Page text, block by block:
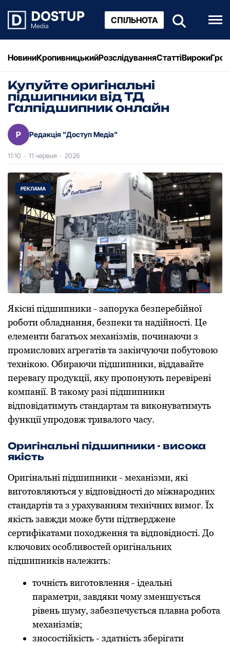
СПІЛЬНОТА
НовиниКропивницькийРозслідуванняСтаттіВироки
Купуйте оригінальні
підшипники від ТД
Галпідшипник онлайн
Р Редакція "Доступ Медіа"
11:10 · 11 червня · 2026
Якісні підшипники - запорука безперебійної
роботи обладнання, безпеки та надійності. Це
елементи багатьох механізмів, починаючи з
промислових агрегатів та закінчуючи побутовою
технікою. Обираючи підшипники, віддавайте
перевагу продукції, яку пропонують перевірені
компанії. В такому разі підшипники
відповідатимуть стандартам та виконуватимуть
функції упродовж тривалого часу.
Оригінальні підшипники - висока
якість
Оригінальні підшипники - механізми, які
виготовляються у відповідності до міжнародних
стандартів та з урахуванням технічних вимог. Їх
якість завжди може бути підтверджене
сертифікатами походження та відповідності. До
ключових особливостей оригінальних
підшипників належить:
точність виготовлення - ідеальні
параметри, завдяки чому зменшується
рівень шуму, забезпечується плавна робота
механізмів;
зносостійкість - здатність зберігати